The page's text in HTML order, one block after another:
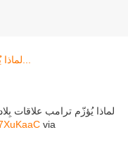
لماذا يُؤزّم ترامب علاقات
via